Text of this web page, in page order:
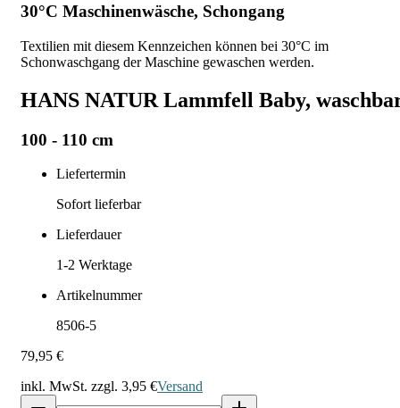
30°C Maschinenwäsche, Schongang
Textilien mit diesem Kennzeichen können bei 30°C im
Schonwaschgang der Maschine gewaschen werden.
HANS NATUR Lammfell Baby,
100 - 110 cm
Liefertermin
Sofort lieferbar
Lieferdauer
1-2 Werktage
Artikelnummer
8506-5
79,95 €
inkl. MwSt. zzgl. 3,95 €Versand